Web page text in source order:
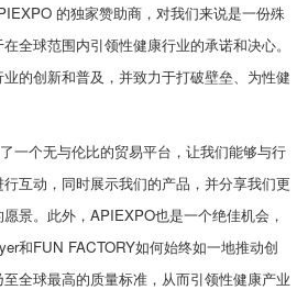
的独家赞助商，对我们来说是一份殊
全球范围内引领性健康行业的承诺和决心。
的创新和普及，并致力于打破壁垒、为性健
一个无与伦比的贸易平台，让我们能够与行
互动，同时展示我们的产品，并分享我们更
景。此外， APIEXPO也是一个绝佳机会，
和FUN FACTORY如何始终如一地推动创
全球最高的质量标准，从而引领性健康产业